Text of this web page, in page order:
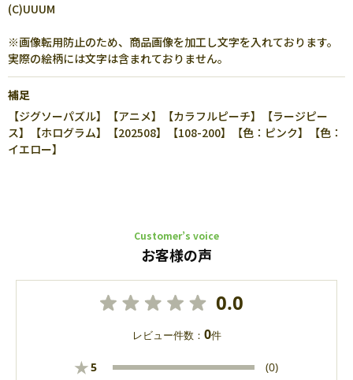
(C)UUUM
※画像転用防止のため、商品画像を加工し文字を入れております。
実際の絵柄には文字は含まれておりません。
補足
【ジグソーパズル】【アニメ】【カラフルピーチ】【ラージピー
ス】【ホログラム】【202508】【108-200】【色：ピンク】【色：
イエロー】
Customer’s voice
お客様の声
0.0
レビュー件数： 0件
★5 (0)